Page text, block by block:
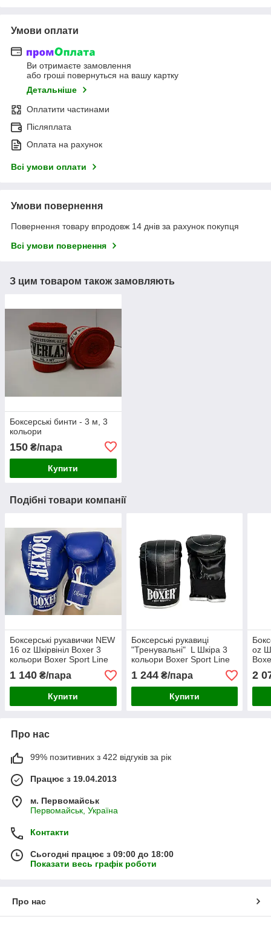
Умови оплати
Ви отримаєте замовлення
або гроші повернуться на вашу картку
Детальніше
Оплатити частинами
Післяплата
Оплата на рахунок
Всі умови оплати
Умови повернення
Повернення товару впродовж 14 днів за рахунок покупця
Всі умови повернення
З цим товаром також замовляють
Боксерські бинти - 3 м, 3
кольори
150 ₴/пара
Купити
Подібні товари компанії
Боксерські рукавички NEW
16 oz Шкірвініл Boxer 3
кольори Boxer Sport Line
1 140 ₴/пара
Купити
Боксерські рукавиці
"Тренувальні" L Шкіра 3
кольори Boxer Sport Line
1 244₴/пара
Купити
oz
2
Про нас
99% позитивних з 422 відгуків за рік
Працює з 19.04.2013
м. Первомайськ
Первомайськ, Україна
Контакти
Сьогодні працює з 09:00 до 18:00
Показати весь графік роботи
Про нас